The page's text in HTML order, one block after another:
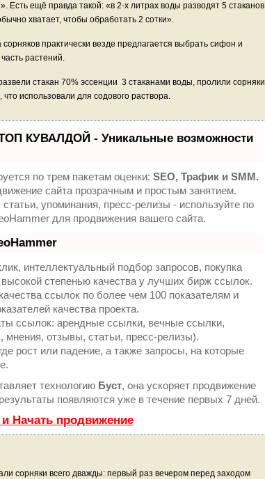
Есть ещё правда такой: «в 2-х литрах воды разводят 5 стаканов
хватает, чтобы обработать 2 сотки».
сорняков практически везде предлагается выбрать сифон и
растений.
стакан 70% эссенции 3 стаканами воды, пролили сорняки
использовали для содового раствора.
КУВАЛДОЙ - Уникальные возможности
по трем пакетам оценки: SEO, Трафик и SMM.
сайта прозрачным и простым занятием.
упоминания, пресс-релизы - используйте по
для продвижения вашего сайта.
интеллектуальный подбор запросов, покупка
степенью качества у лучших бирж ссылок.
ссылок по более чем 100 показателям и
качества проекта.
ссылок: арендные ссылки, вечные ссылки,
мнения, отзывы, статьи, пресс-релизы).
рост или падение, а также запросы, на которые
технологию Буст, она ускоряет продвижение
появляются уже в течение первых 7 дней.
и Начать продвижение
сорняки всего дважды: первый раз вечером перед заходом